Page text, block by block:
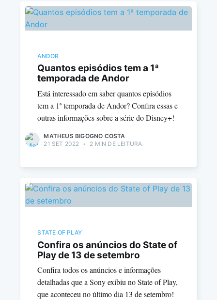
ANDOR
Quantos episódios tem a 1ª
temporada de Andor
Está interessado em saber quantos episódios
tem a 1ª temporada de Andor? Confira essas e
outras informações sobre a série do Disney+!
MATHEUS BIGOGNO COSTA
21 SET 2022
• 2 MIN DE LEITURA
STATE OF PLAY
Confira os anúncios do State of
Play de 13 de setembro
Confira todos os anúncios e informações
detalhadas que a Sony exibiu no State of Play,
que aconteceu no último dia 13 de setembro!